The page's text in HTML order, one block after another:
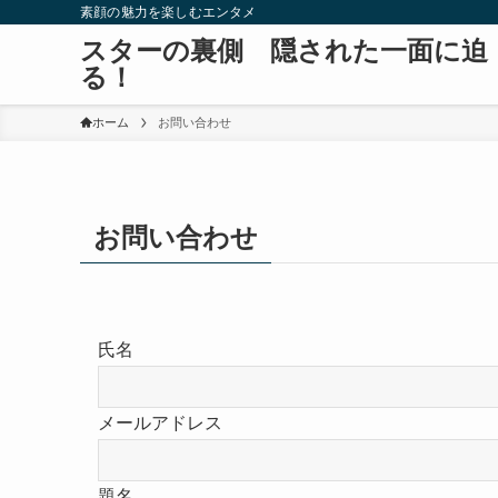
素顔の魅力を楽しむエンタメ
スターの裏側 隠された一面に迫
る！
ホーム お問い合わせ
お問い合わせ
氏名
メールアドレス